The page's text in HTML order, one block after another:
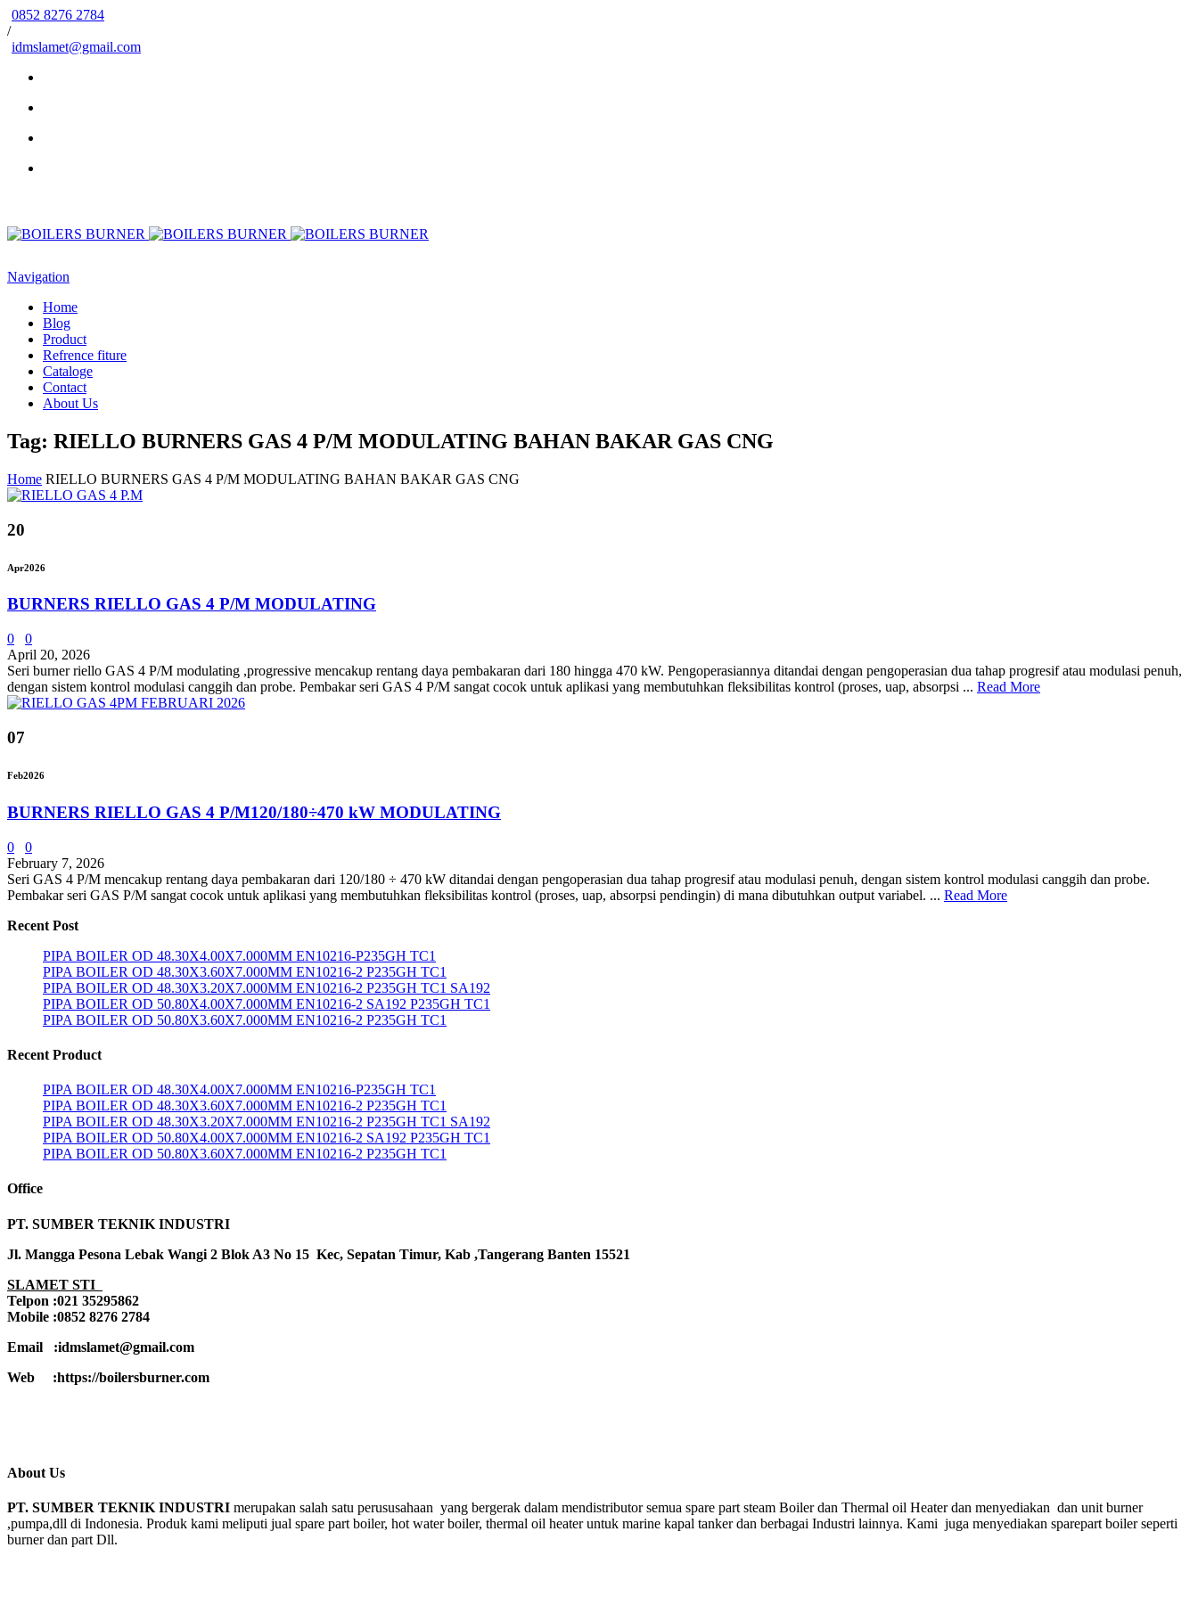
0852 8276 2784
/
idmslamet@gmail.com
Navigation
Home
Blog
Product
Refrence fiture
Cataloge
Contact
About Us
Tag: RIELLO BURNERS GAS 4 P/M MODULATING BAHAN BAKAR GAS CNG
Home RIELLO BURNERS GAS 4 P/M MODULATING BAHAN BAKAR GAS CNG
20
Apr2026
BURNERS RIELLO GAS 4 P/M MODULATING
0
0
April 20, 2026
Seri burner riello GAS 4 P/M modulating ,progressive mencakup rentang daya pembakaran dari 180 hingga 470 kW. Pengoperasiannya ditandai dengan pengoperasian dua tahap progresif atau modulasi penuh,
dengan sistem kontrol modulasi canggih dan probe. Pembakar seri GAS 4 P/M sangat cocok untuk aplikasi yang membutuhkan fleksibilitas kontrol (proses, uap, absorpsi ... Read More
07
Feb2026
BURNERS RIELLO GAS 4 P/M120/180÷470 kW MODULATING
0
0
February 7, 2026
Seri GAS 4 P/M mencakup rentang daya pembakaran dari 120/180 ÷ 470 kW ditandai dengan pengoperasian dua tahap progresif atau modulasi penuh, dengan sistem kontrol modulasi canggih dan probe.
Pembakar seri GAS P/M sangat cocok untuk aplikasi yang membutuhkan fleksibilitas kontrol (proses, uap, absorpsi pendingin) di mana dibutuhkan output variabel. ... Read More
Recent Post
PIPA BOILER OD 48.30X4.00X7.000MM EN10216-P235GH TC1
PIPA BOILER OD 48.30X3.60X7.000MM EN10216-2 P235GH TC1
PIPA BOILER OD 48.30X3.20X7.000MM EN10216-2 P235GH TC1 SA192
PIPA BOILER OD 50.80X4.00X7.000MM EN10216-2 SA192 P235GH TC1
PIPA BOILER OD 50.80X3.60X7.000MM EN10216-2 P235GH TC1
Recent Product
PIPA BOILER OD 48.30X4.00X7.000MM EN10216-P235GH TC1
PIPA BOILER OD 48.30X3.60X7.000MM EN10216-2 P235GH TC1
PIPA BOILER OD 48.30X3.20X7.000MM EN10216-2 P235GH TC1 SA192
PIPA BOILER OD 50.80X4.00X7.000MM EN10216-2 SA192 P235GH TC1
PIPA BOILER OD 50.80X3.60X7.000MM EN10216-2 P235GH TC1
Office
PT. SUMBER TEKNIK INDUSTRI
Jl. Mangga Pesona Lebak Wangi 2 Blok A3 No 15 Kec, Sepatan Timur, Kab ,Tangerang Banten 15521
SLAMET STI
Telpon :021 35295862
Mobile :0852 8276 2784
Email :idmslamet@gmail.com
Web :https://boilersburner.com
About Us
PT. SUMBER TEKNIK INDUSTRI merupakan salah satu perususahaan yang bergerak dalam mendistributor semua spare part steam Boiler dan Thermal oil Heater dan menyediakan dan unit burner
,pumpa,dll di Indonesia. Produk kami meliputi jual spare part boiler, hot water boiler, thermal oil heater untuk marine kapal tanker dan berbagai Industri lainnya. Kami juga menyediakan sparepart boiler seperti
burner dan part Dll.